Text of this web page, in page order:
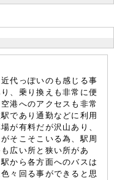
代っぽいのも感じる事
、乗り換えも非常に便
港へのアクセスも非常
であり通勤などに利用
が有料だが沢山あり、
そこそこいる為、駅周
広い所と狭い所があ
から各方面へのバスは
々回る事ができると思